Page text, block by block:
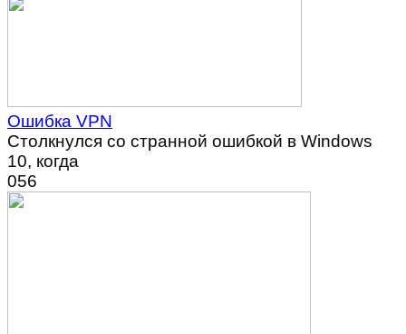
Ошибка VPN
Столкнулся со странной ошибкой в Windows
10, когда
056